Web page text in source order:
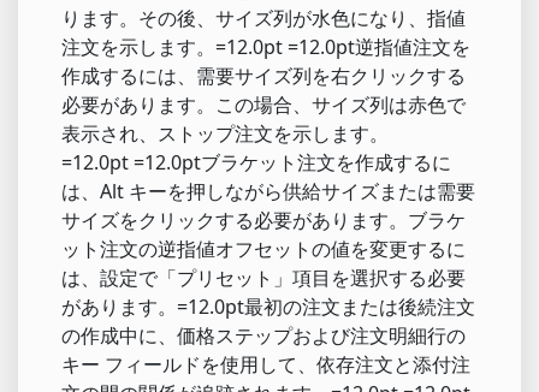
ります。その後、サイズ列が水色になり、指値
注文を示します。=12.0pt =12.0pt逆指値注文を
作成するには、需要サイズ列を右クリックする
必要があります。この場合、サイズ列は赤色で
表示され、ストップ注文を示します。
=12.0pt =12.0ptブラケット注文を作成するに
は、Alt キーを押しながら供給サイズまたは需要
サイズをクリックする必要があります。ブラケ
ット注文の逆指値オフセットの値を変更するに
は、設定で「プリセット」項目を選択する必要
があります。=12.0pt最初の注文または後続注文
の作成中に、価格ステップおよび注文明細行の
キー フィールドを使用して、依存注文と添付注